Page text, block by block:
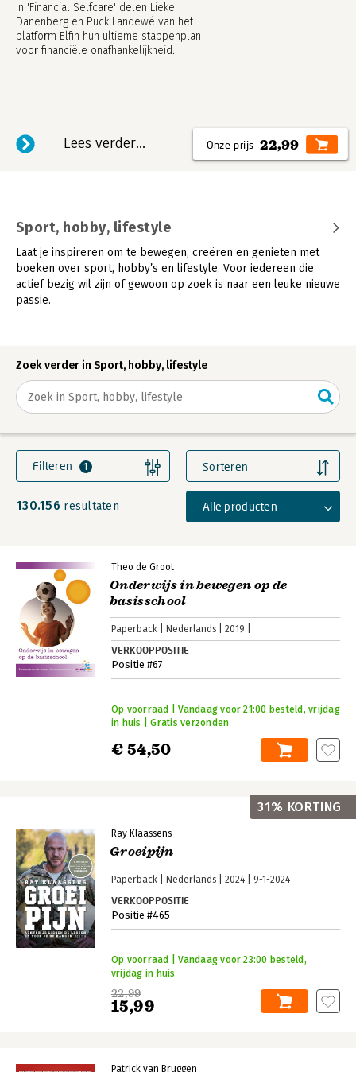
In 'Financial Selfcare' delen Lieke
Danenberg en Puck Landewé van het
platform Elfin hun ultieme stappenplan
voor financiële onafhankelijkheid.
Lees verder... 22,99
Sport, hobby, lifestyle
Laat je inspireren om te bewegen, creëren en genieten met
boeken over sport, hobby’s en lifestyle. Voor iedereen die
actief bezig wil zijn of gewoon op zoek is naar een leuke nieuwe
passie.
Zoek verder in Sport, hobby, lifestyle
Filteren 1 Sorteren
130.156 resultaten Alle producten
Theo de Groot
Onderwijs in bewegen op de
basisschool
Paperback Nederlands 2019
VERKOOPPOSITIE
Positie #67
€ 54,50
Op voorraad | Vandaag voor 21:00 besteld, vrijdag
in huis | Gratis verzonden
Ray Klaassens
Groeipijn
Paperback Nederlands 2024 9-1-2024
VERKOOPPOSITIE
Positie #465
22,99
15,99
Op voorraad | Vandaag voor 23:00 besteld,
vrijdag in huis
31% KORTING
Patrick van Bruggen